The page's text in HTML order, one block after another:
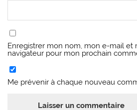
Enregistrer mon nom, mon e-mail et
navigateur pour mon prochain
Me prévenir à chaque nouveau